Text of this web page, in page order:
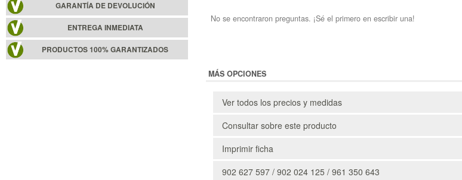
GARANTÍA DE DEVOLUCIÓN
ENTREGA INMEDIATA
PRODUCTOS 100% GARANTIZADOS
No se encontraron preguntas. ¡Sé el primero en escribir una!
MÁS OPCIONES
Ver todos los precios y medidas
Consultar sobre este producto
Imprimir ficha
902 627 597 / 902 024 125 / 961 350 643